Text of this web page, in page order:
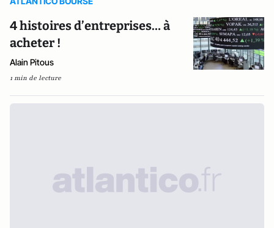
4 histoires d’entreprises… à
acheter !
Alain Pitous
1 min de lecture